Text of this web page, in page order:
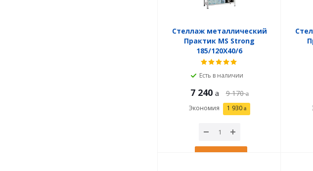
Стеллаж металлический
Практик MS Strong
185/120X40/6
Есть в наличии
7 240 9 170
Экономия 1 930
В корзину